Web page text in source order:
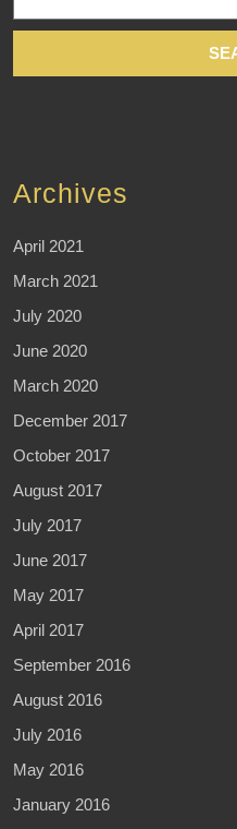
Archives
April 2021
March 2021
July 2020
June 2020
March 2020
December 2017
October 2017
August 2017
July 2017
June 2017
May 2017
April 2017
September 2016
August 2016
July 2016
May 2016
January 2016